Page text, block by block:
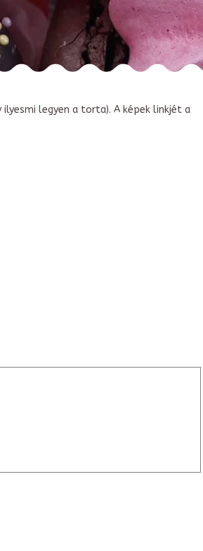
legyen a torta). A képek linkjét a